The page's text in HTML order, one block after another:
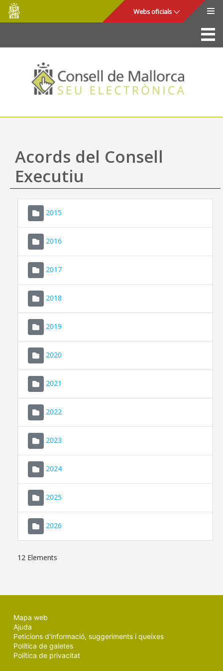
Salta al contingut principal
Consell
de
Mallorca
Webs oficials
La Seu
Consell de Mallorca
Accés i seguretat
Utilitats
Ajuda
Acords del Consell
Executiu
2015
2016
2017
2018
2019
2020
2021
2022
2023
2024
2025
2026
12 Elements
Mapa web
Ajuda
Peticions d'informació, suggeriments i queixes
Política de galetes
Política de privacitat